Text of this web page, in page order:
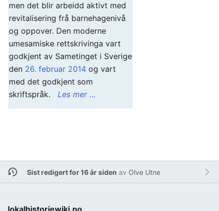
men det blir arbeidd aktivt med
revitalisering frå barnehagenivå
og oppover. Den moderne
umesamiske rettskrivinga vart
godkjent av Sametinget i Sverige
den 26. februar 2014 og vart
med det godkjent som
skriftspråk. Les mer …
Sist redigert for 16 år siden av Olve Utne
lokalhistoriewiki.no